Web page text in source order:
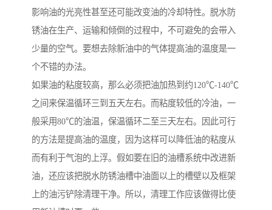
影响油的光亮性甚至还可能改变油的冷却特性。脱水防
锈油在生产、运输和倾倒的过程中，不可避免的会带入
少量的空气。要想去除新油中的气体提高油的温度是一
个不错的办法。
如果油的粘度较高，那么必须把油加热到约120℃-140℃
之间来保温循环三到五天左右。而粘度较低的冷油，一
般采用80℃的油温，保温循环二至三天左右。因此可行
的方法是提高油的温度，因为这样可以降低油的粘度从
而有利于气泡的上浮。假如要在旧的油槽系统中改进新
油，还应该把脱水防锈油槽中油面以上的槽壁以及框架
上的油污铲除清理干净。所以，清理工作应该做得比使